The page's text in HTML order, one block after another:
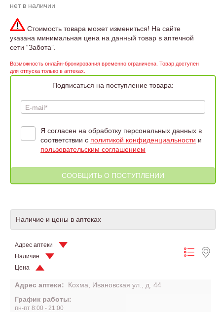
нет в наличии
Стоимость товара может измениться! На сайте
указана минимальная цена на данный товар в аптечной
сети “Забота”.
Возможность онлайн-бронирования временно ограничена. Товар доступен
для отпуска только в аптеках.
Подписаться на поступление товара:
E-mail*
Я согласен на обработку персональных данных в
соответствии с политикой конфиденциальности и
пользовательским соглашением
Наличие и цены в аптеках
Адрес аптеки
Наличие
Цена
Адрес аптеки:
Кохма, Ивановская ул., д. 44
График работы:
пн-пт 8:00 - 21:00